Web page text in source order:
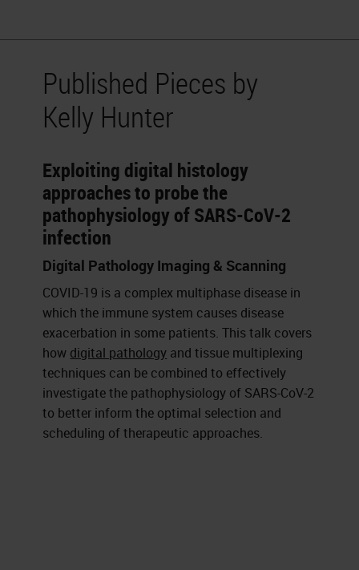
Published Pieces by
Kelly Hunter
Exploiting digital histology
approaches to probe the
pathophysiology of SARS-CoV-2
infection
Digital Pathology Imaging & Scanning
COVID-19 is a complex multiphase disease in
which the immune system causes disease
exacerbation in some patients. This talk covers
how digital pathology and tissue multiplexing
techniques can be combined to effectively
investigate the pathophysiology of SARS-CoV-2
to better inform the optimal selection and
scheduling of therapeutic approaches.